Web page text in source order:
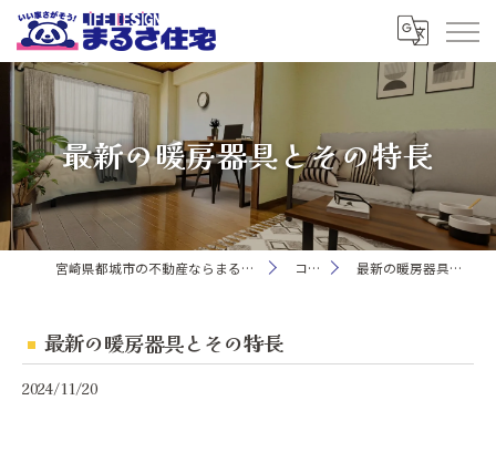
最新の暖房器具とその特長
宮崎県都城市の不動産ならまるさ住宅株式会社 コラム 最新の暖房器具とその特長
最新の暖房器具とその特長
2024/11/20